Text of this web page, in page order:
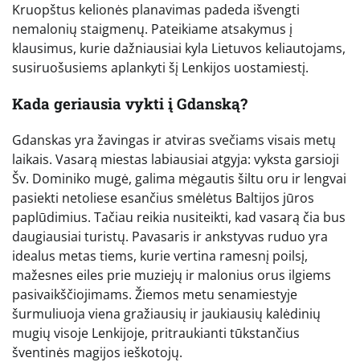
Kruopštus kelionės planavimas padeda išvengti
nemalonių staigmenų. Pateikiame atsakymus į
klausimus, kurie dažniausiai kyla Lietuvos keliautojams,
susiruošusiems aplankyti šį Lenkijos uostamiestį.
Kada geriausia vykti į Gdanską?
Gdanskas yra žavingas ir atviras svečiams visais metų
laikais. Vasarą miestas labiausiai atgyja: vyksta garsioji
Šv. Dominiko mugė, galima mėgautis šiltu oru ir lengvai
pasiekti netoliese esančius smėlėtus Baltijos jūros
paplūdimius. Tačiau reikia nusiteikti, kad vasarą čia bus
daugiausiai turistų. Pavasaris ir ankstyvas ruduo yra
idealus metas tiems, kurie vertina ramesnį poilsį,
mažesnes eiles prie muziejų ir malonius orus ilgiems
pasivaikščiojimams. Žiemos metu senamiestyje
šurmuliuoja viena gražiausių ir jaukiausių kalėdinių
mugių visoje Lenkijoje, pritraukianti tūkstančius
šventinės magijos ieškotojų.